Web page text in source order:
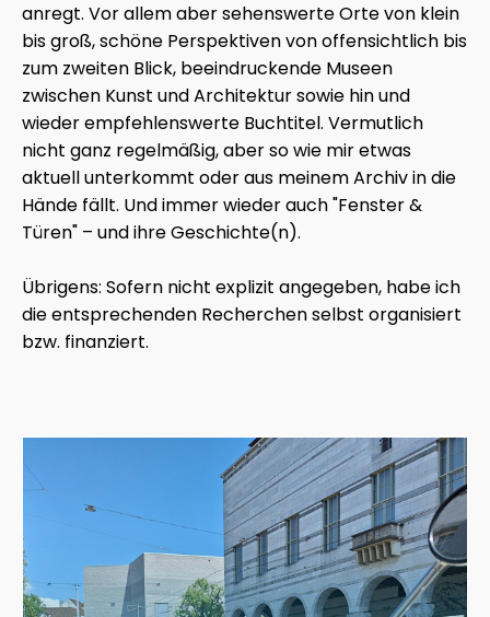
anregt. Vor allem aber sehenswerte Orte von klein
bis groß, schöne Perspektiven von offensichtlich bis
zum zweiten Blick, beeindruckende Museen
zwischen Kunst und Architektur sowie hin und
wieder empfehlenswerte Buchtitel. Vermutlich
nicht ganz regelmäßig, aber so wie mir etwas
aktuell unterkommt oder aus meinem Archiv in die
Hände fällt. Und immer wieder auch "Fenster &
Türen" – und ihre Geschichte(n).
Übrigens: Sofern nicht explizit angegeben, habe ich
die entsprechenden Recherchen selbst organisiert
bzw. finanziert.